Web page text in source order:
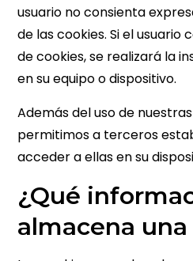
usuario no consienta
de las cookies. Si el usuario
de cookies, se realizará la
en su equipo o dispositivo.
Además del uso de
permitimos a terceros
acceder a ellas en su
¿Qué
almacena